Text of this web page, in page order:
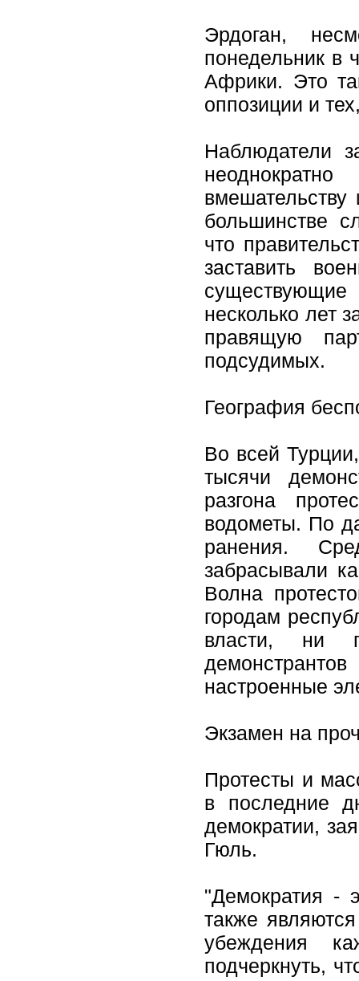
Эрдоган,
понедельник в
Африки. Это
оппозиции и
Наблюдатели
большинстве
что
заставить
несколько лет
правящую
подсудимых.
География
Во всей
тысячи
разгона
водометы. По
ранения.
забрасывали
Волна
городам
власти, ни
настроенные
Экзамен на
Протесты и
в последние
демократии,
Гюль.
"Демократия -
также
убеждения
подчеркнуть,